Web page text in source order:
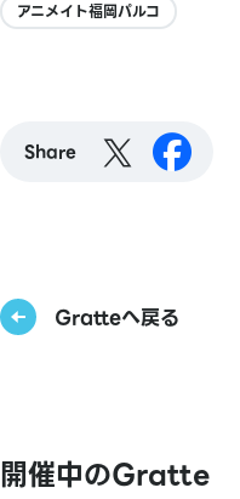
アニメイト福岡パルコ
Share
Gratteへ戻る
開催中のGratte